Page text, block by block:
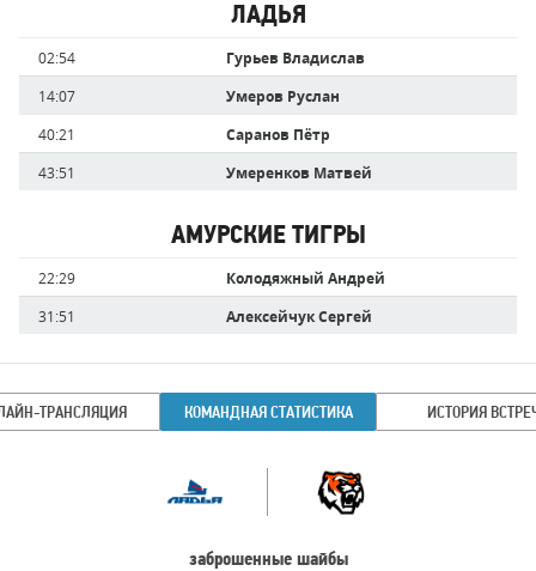
забившие
голы
ЛАДЬЯ
Время Имя
игрока
02:54
Гурьев Владислав
14:07
Умеров Руслан
40:21
Саранов Пётр
43:51
Умеренков Матвей
АМУРСКИЕ ТИГРЫ
Время Имя
игрока
22:29
Колодяжный Андрей
31:51
Алексейчук Сергей
ТРАНСЛЯЦИЯ КОМАНДНАЯ СТАТИСТИКА ИСТОРИЯ
статистика
Команда
заброшенные шайбы